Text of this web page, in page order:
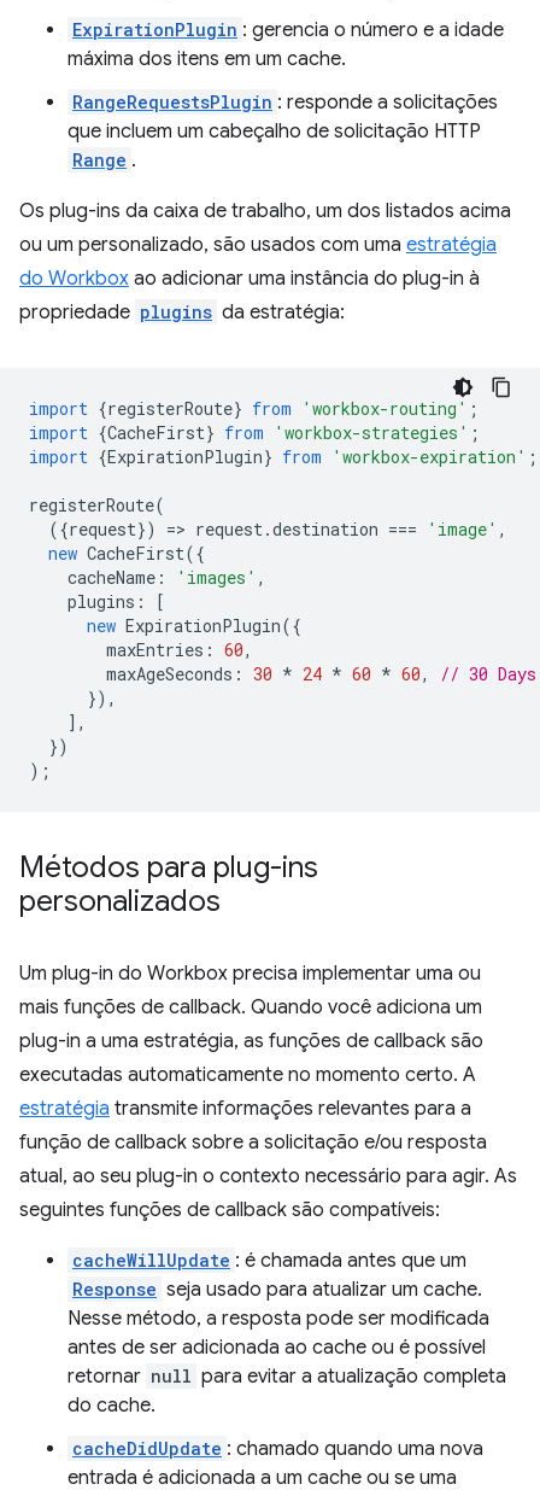
ExpirationPlugin : gerencia o número e a idade
máxima dos itens em um cache.
RangeRequestsPlugin : responde a solicitações
que incluem um cabeçalho de solicitação HTTP
Range .
Os plug-ins da caixa de trabalho, um dos listados acima
ou um personalizado, são usados com uma estratégia
do Workbox ao adicionar uma instância do plug-in à
propriedade plugins da estratégia:
import {registerRoute} from 'workbox-routing' ;
import {CacheFirst} from 'workbox-strategies' ;
import {ExpirationPlugin} from 'workbox-expiration' ;
registerRoute(
({request}) => request.destination === 'image' ,
new CacheFirst({
cacheName : 'images' ,
plugins :
[
new ExpirationPlugin({
maxEntries : 60,
maxAgeSeconds : 30 * 24 * 60 * 60,
// 30 Days
}),
],
})
);
Métodos para plug-ins
personalizados
Um plug-in do Workbox precisa implementar uma ou
mais funções de callback. Quando você adiciona um
plug-in a uma estratégia, as funções de callback são
executadas automaticamente no momento certo. A
estratégia transmite informações relevantes para a
função de callback sobre a solicitação e/ou resposta
atual, ao seu plug-in o contexto necessário para agir. As
seguintes funções de callback são compatíveis:
cacheWillUpdate : é chamada antes que um
Response seja usado para atualizar um cache.
Nesse método, a resposta pode ser modificada
antes de ser adicionada ao cache ou é possível
retornar null para evitar a atualização completa
do cache.
cacheDidUpdate : chamado quando uma nova
entrada é adicionada a um cache ou se uma